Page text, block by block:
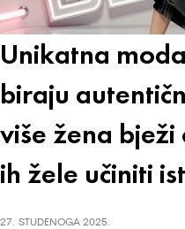
Unikatna
biraju
više žena
ih žele učiniti
27. STUDENOGA 2025.